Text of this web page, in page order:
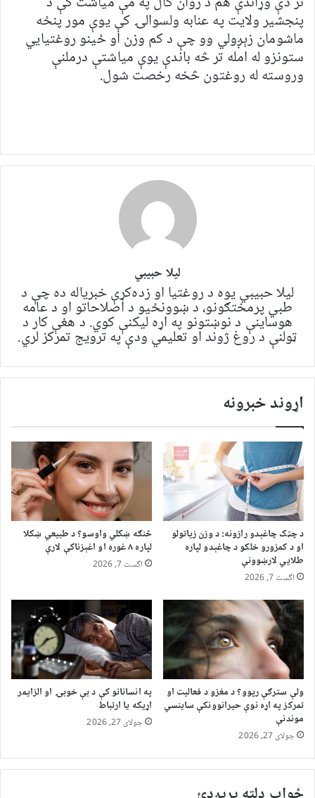
پنجشیر ولایت په عنابه ولسوالۍ کې یوې مور پنځه
ماشومان زېږولي وو چې د کم وزن او ځینو روغتیايي
ستونزو له امله تر څه باندې یوې میاشتې درملنې
وروسته له روغتون څخه رخصت شول.
لیلا حبيبي
لیلا حبيبي یوه د روغتيا او زده‌کړې خبریاله ده چې د
طبي پرمختګونو، د ښوونځیو د اصلاحاتو او د عامه
هوساینې د نوښتونو په اړه لیکنې کوي. د هغې کار د
ټولنې د روغ ژوند او تعلیمي ودې په ترویج تمرکز لري.
اړوند خبرونه
د چټک چاغېدو رازونه: د وزن زیاتولو
او د کمزورو خلکو د چاغېدو لپاره
طلایي لارښوونې
اگست 7, 2026
څنګه ښکلي واوسو؟ د طبیعي ښکلا
لپاره ۸ غوره او اغېزناکې لارې
اگست 7, 2026
ولې سترګې رپوو؟ د مغزو د فعالیت او
تمرکز په اړه نوې حیرانوونکې ساینسي
موندنې
جولای 27, 2026
په انسانانو کې د بې خوبۍ او الزایمر
اړیکه یا ارتباط
جولای 27, 2026